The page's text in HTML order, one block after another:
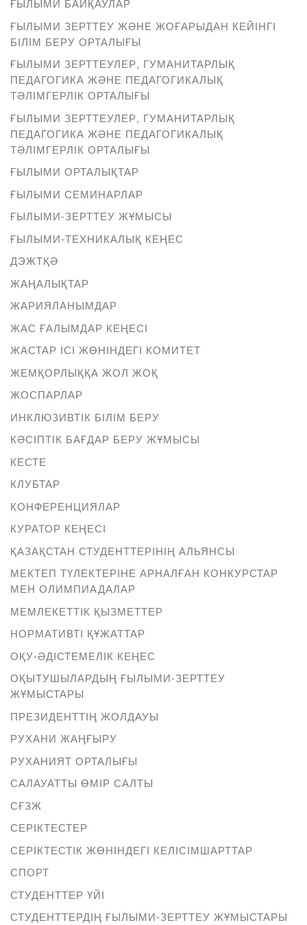
ҒЫЛЫМИ БАЙҚАУЛАР
ҒЫЛЫМИ ЗЕРТТЕУ ЖӘНЕ ЖОҒАРЫДАН КЕЙІНГІ
БІЛІМ БЕРУ ОРТАЛЫҒЫ
ҒЫЛЫМИ ЗЕРТТЕУЛЕР, ГУМАНИТАРЛЫҚ
ПЕДАГОГИКА ЖӘНЕ ПЕДАГОГИКАЛЫҚ
ТӘЛІМГЕРЛІК ОРТАЛЫҒЫ
ҒЫЛЫМИ ЗЕРТТЕУЛЕР, ГУМАНИТАРЛЫҚ
ПЕДАГОГИКА ЖӘНЕ ПЕДАГОГИКАЛЫҚ
ТӘЛІМГЕРЛІК ОРТАЛЫҒЫ
ҒЫЛЫМИ ОРТАЛЫҚТАР
ҒЫЛЫМИ СЕМИНАРЛАР
ҒЫЛЫМИ-ЗЕРТТЕУ ЖҰМЫСЫ
ҒЫЛЫМИ-ТЕХНИКАЛЫҚ КЕҢЕС
ДЭЖТҚӘ
ЖАҢАЛЫҚТАР
ЖАРИЯЛАНЫМДАР
ЖАС ҒАЛЫМДАР КЕҢЕСІ
ЖАСТАР ІСІ ЖӨНІНДЕГІ КОМИТЕТ
ЖЕМҚОРЛЫҚҚА ЖОЛ ЖОҚ
ЖОСПАРЛАР
ИНКЛЮЗИВТІК БІЛІМ БЕРУ
КӘСІПТІК БАҒДАР БЕРУ ЖҰМЫСЫ
КЕСТЕ
КЛУБТАР
КОНФЕРЕНЦИЯЛАР
КУРАТОР КЕҢЕСІ
ҚАЗАҚСТАН СТУДЕНТТЕРІНІҢ АЛЬЯНСЫ
МЕКТЕП ТҮЛЕКТЕРІНЕ АРНАЛҒАН КОНКУРСТАР
МЕН ОЛИМПИАДАЛАР
МЕМЛЕКЕТТІК ҚЫЗМЕТТЕР
НОРМАТИВТІ ҚҰЖАТТАР
ОҚУ-ӘДІСТЕМЕЛІК КЕҢЕС
ОҚЫТУШЫЛАРДЫҢ ҒЫЛЫМИ-ЗЕРТТЕУ
ЖҰМЫСТАРЫ
ПРЕЗИДЕНТТІҢ ЖОЛДАУЫ
РУХАНИ ЖАҢҒЫРУ
РУХАНИЯТ ОРТАЛЫҒЫ
САЛАУАТТЫ ӨМІР САЛТЫ
СҒЗЖ
СЕРІКТЕСТЕР
СЕРІКТЕСТІК ЖӨНІНДЕГІ КЕЛІСІМШАРТТАР
СПОРТ
СТУДЕНТТЕР ҮЙІ
СТУДЕНТТЕРДІҢ ҒЫЛЫМИ-ЗЕРТТЕУ ЖҰМЫСТАРЫ